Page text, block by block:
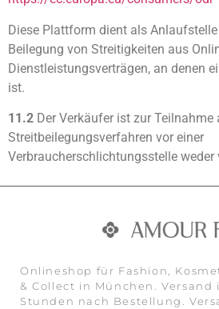
Diese Plattform dient als
Beilegung von Streitigkeiten aus
Dienstleistungsverträgen, an denen
ist.
11.2 Der Verkäufer ist zur Teilnahme
Streitbeilegungsverfahren vor einer
Verbraucherschlichtungsstelle
Onlineshop für Fashion,
& Collect in München. Versand
Stunden nach Bestellung.